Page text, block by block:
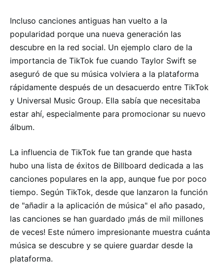
Incluso canciones antiguas han vuelto a la
popularidad porque una nueva generación las
descubre en la red social. Un ejemplo claro de la
importancia de TikTok fue cuando Taylor Swift se
aseguró de que su música volviera a la plataforma
rápidamente después de un desacuerdo entre TikTok
y Universal Music Group. Ella sabía que necesitaba
estar ahí, especialmente para promocionar su nuevo
álbum.
La influencia de TikTok fue tan grande que hasta
hubo una lista de éxitos de Billboard dedicada a las
canciones populares en la app, aunque fue por poco
tiempo. Según TikTok, desde que lanzaron la función
de "añadir a la aplicación de música" el año pasado,
las canciones se han guardado ¡más de mil millones
de veces! Este número impresionante muestra cuánta
música se descubre y se quiere guardar desde la
plataforma.